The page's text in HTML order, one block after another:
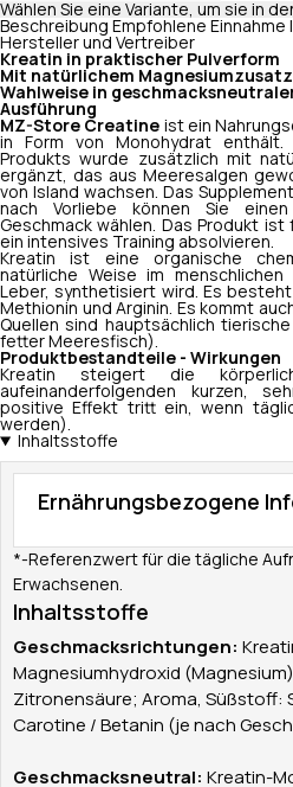
Wählen Sie eine Variante, um sie in
Beschreibung Empfohlene Einnahme
Hersteller und Vertreiber
Kreatin in praktischer Pulverform
Mit natürlichem
Wahlweise in
Ausführung
MZ-Store Creatine ist ein
in Form von Monohydrat enthält.
Produkts wurde zusätzlich mit
ergänzt, das aus Meeresalgen
von Island wachsen. Das
nach Vorliebe können Sie
Geschmack wählen. Das Produkt
ein intensives Training absolvieren.
Kreatin ist eine organische
natürliche Weise im
Leber, synthetisiert wird. Es
Methionin und Arginin. Es kommt
Quellen sind hauptsächlich
fetter Meeresfisch).
Produktbestandteile - Wirkungen
Kreatin steigert die
aufeinanderfolgenden kurzen,
positive Effekt tritt ein, wenn
werden).
Inhaltsstoffe
Ernährungsbezogene
*-Referenzwert für die tägliche
Erwachsenen.
Inhaltsstoffe
Geschmacksrichtungen:
Magnesiumhydroxid
Zitronensäure; Aroma, Süßstoff:
Carotine / Betanin (je nach
Geschmacksneutral: Kreatin-